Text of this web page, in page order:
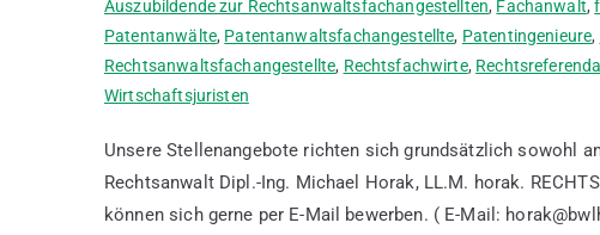
Auszubildende zur Rechtsanwaltsfachangestellten, Fachanwalt,
Patentanwälte, Patentanwaltsfachangestellte, Patentingenieure,
Rechtsanwaltsfachangestellte, Rechtsfachwirte,
Wirtschaftsjuristen
Unsere Stellenangebote richten sich grundsätzlich sowohl
Rechtsanwalt Dipl.-Ing. Michael Horak, LL.M. horak.
können sich gerne per E-Mail bewerben. ( E-Mail: